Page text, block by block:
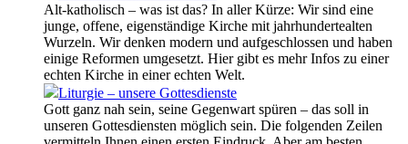
Alt-katholisch – was ist das? In aller Kürze: Wir sind eine
junge, offene, eigenständige Kirche mit jahrhundertealten
Wurzeln. Wir denken modern und aufgeschlossen und haben
einige Reformen umgesetzt. Hier gibt es mehr Infos zu einer
echten Kirche in einer echten Welt.
Liturgie – unsere Gottesdienste
Gott ganz nah sein, seine Gegenwart spüren – das soll in
unseren Gottesdiensten möglich sein. Die folgenden Zeilen